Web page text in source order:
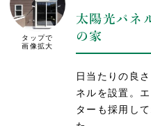
タップで
画像拡大
太陽光パネ
の家
日当たりの良
ネルを設置。
ターも採用し